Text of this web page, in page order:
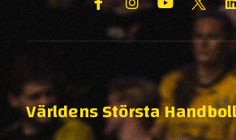
Världens Största